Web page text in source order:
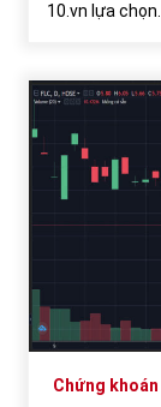
10.vn lựa chọn.
Chứng khoán